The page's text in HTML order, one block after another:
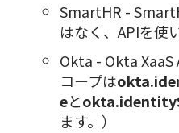
SmartHR -
はなく、APIを使
Okta - Okta XaaS
コープは
eと
ます。 ）